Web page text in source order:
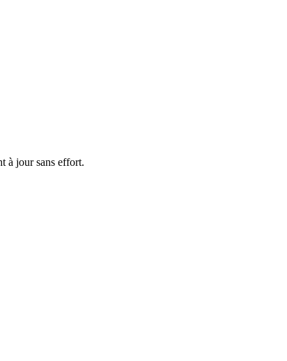
à jour sans effort.